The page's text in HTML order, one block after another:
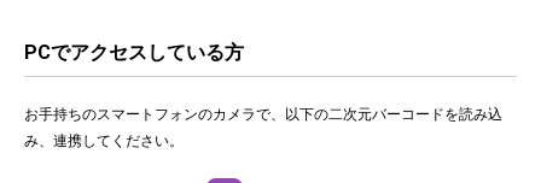
PCでアクセスしている方
お手持ちのスマートフォンのカメラで、以下の二次元バーコードを読み込
み、連携してください。